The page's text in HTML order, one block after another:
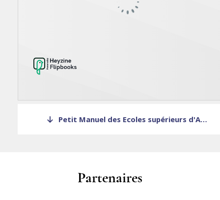
Petit Manuel des Ecoles supérieurs d'Art dramatique
Partenaires